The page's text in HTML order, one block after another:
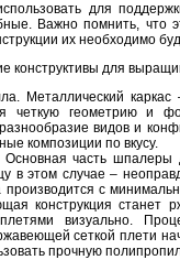
для
Важно помнить, что
их необходимо
конструктивы для
Металлический
четкую геометрию и
видов и
композиции по вкусу.
Основная часть шпалеры
в этом случае –
производится с
конструкция станет
плетями визуально.
сеткой плети
прочную